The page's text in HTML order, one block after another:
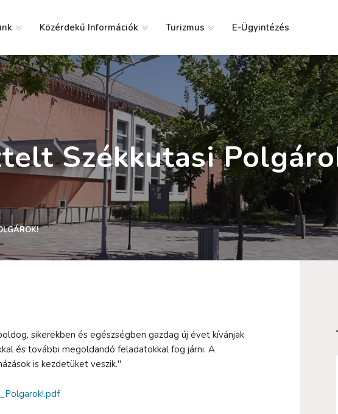
Közérdekű Információk Turizmus E-Ügyintézés
Székkutasi
sikerekben és egészségben gazdag új évet kívánjak
és további megoldandó feladatokkal fog járni. A
is kezdetüket veszik."